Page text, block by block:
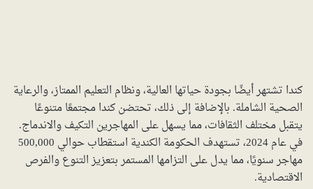
كندا تشتهر أيضًا بجودة حياتها العالية، ونظام التعليم الممتاز، والرعاية
الصحية الشاملة. بالإضافة إلى ذلك، تحتضن كندا مجتمعًا متنوعًا
يتقبل مختلف الثقافات، مما يسهل على المهاجرين التكيف والاندماج.
في عام 2024، تستهدف الحكومة الكندية استقطاب حوالي 500,000
مهاجر سنويًا، مما يدل على التزامها المستمر بتعزيز التنوع والفرص
الاقتصادية.